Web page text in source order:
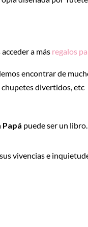
a más regalos
encontrar de
chupetes divertidos, etc
Papá puede ser un libro.
vivencias e